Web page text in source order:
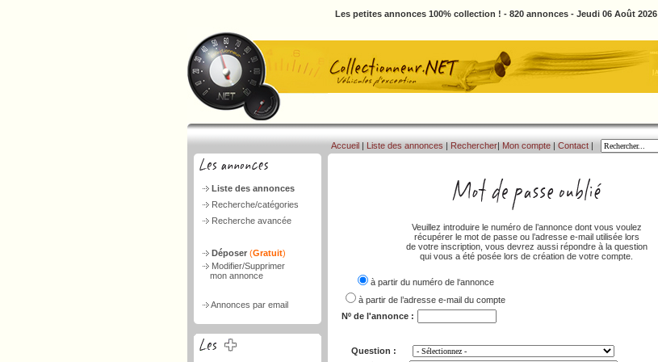
Les petites annonces 100% collection ! - 820 annonces - Jeudi 06 Août 2026
Liste des annonces
Recherche/catégories
Recherche avancée
Déposer (Gratuit)
Modifier/Supprimer
mon annonce
Annonces par email
Accueil | Liste des annonces | Rechercher| Mon compte | Contact |
Veuillez introduire le numéro de l’annonce dont vous voulez
récupérer le mot de passe ou l’adresse e-mail utilisée lors
de votre inscription, vous devrez aussi répondre à la question
qui vous a été posée lors de création de votre compte.
à partir du numéro de l‘annonce
à partir de l’adresse e-mail du compte
Nº de l'annonce :
Question :